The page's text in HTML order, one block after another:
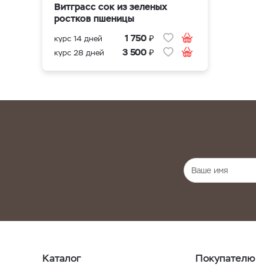
Витграсс сок из зеленых
ростков пшеницы
курс 14 дней 1 750 ₽
курс 28 дней 3 500 ₽
Каталог Покупателю